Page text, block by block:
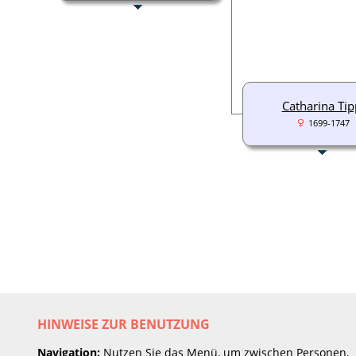
Catharina
1699-1747
HINWEISE ZUR BENUTZUNG
Navigation: Nutzen Sie das Menü, um zwischen Personen,